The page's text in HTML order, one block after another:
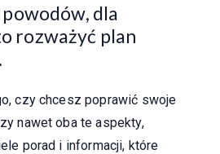
dla
rozważyć plan
czy chcesz poprawić swoje
nawet oba te aspekty,
porad i informacji, które